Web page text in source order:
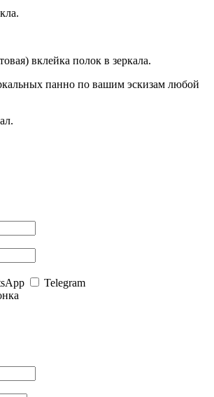
вклейка полок в зеркала.
панно по вашим эскизам любой
Telegram